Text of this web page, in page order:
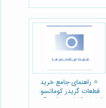
⭐️ راهنمای جامع خرید
قطعات گریدر کوماتسو:
افزایش کارایی ماشین‌آلات